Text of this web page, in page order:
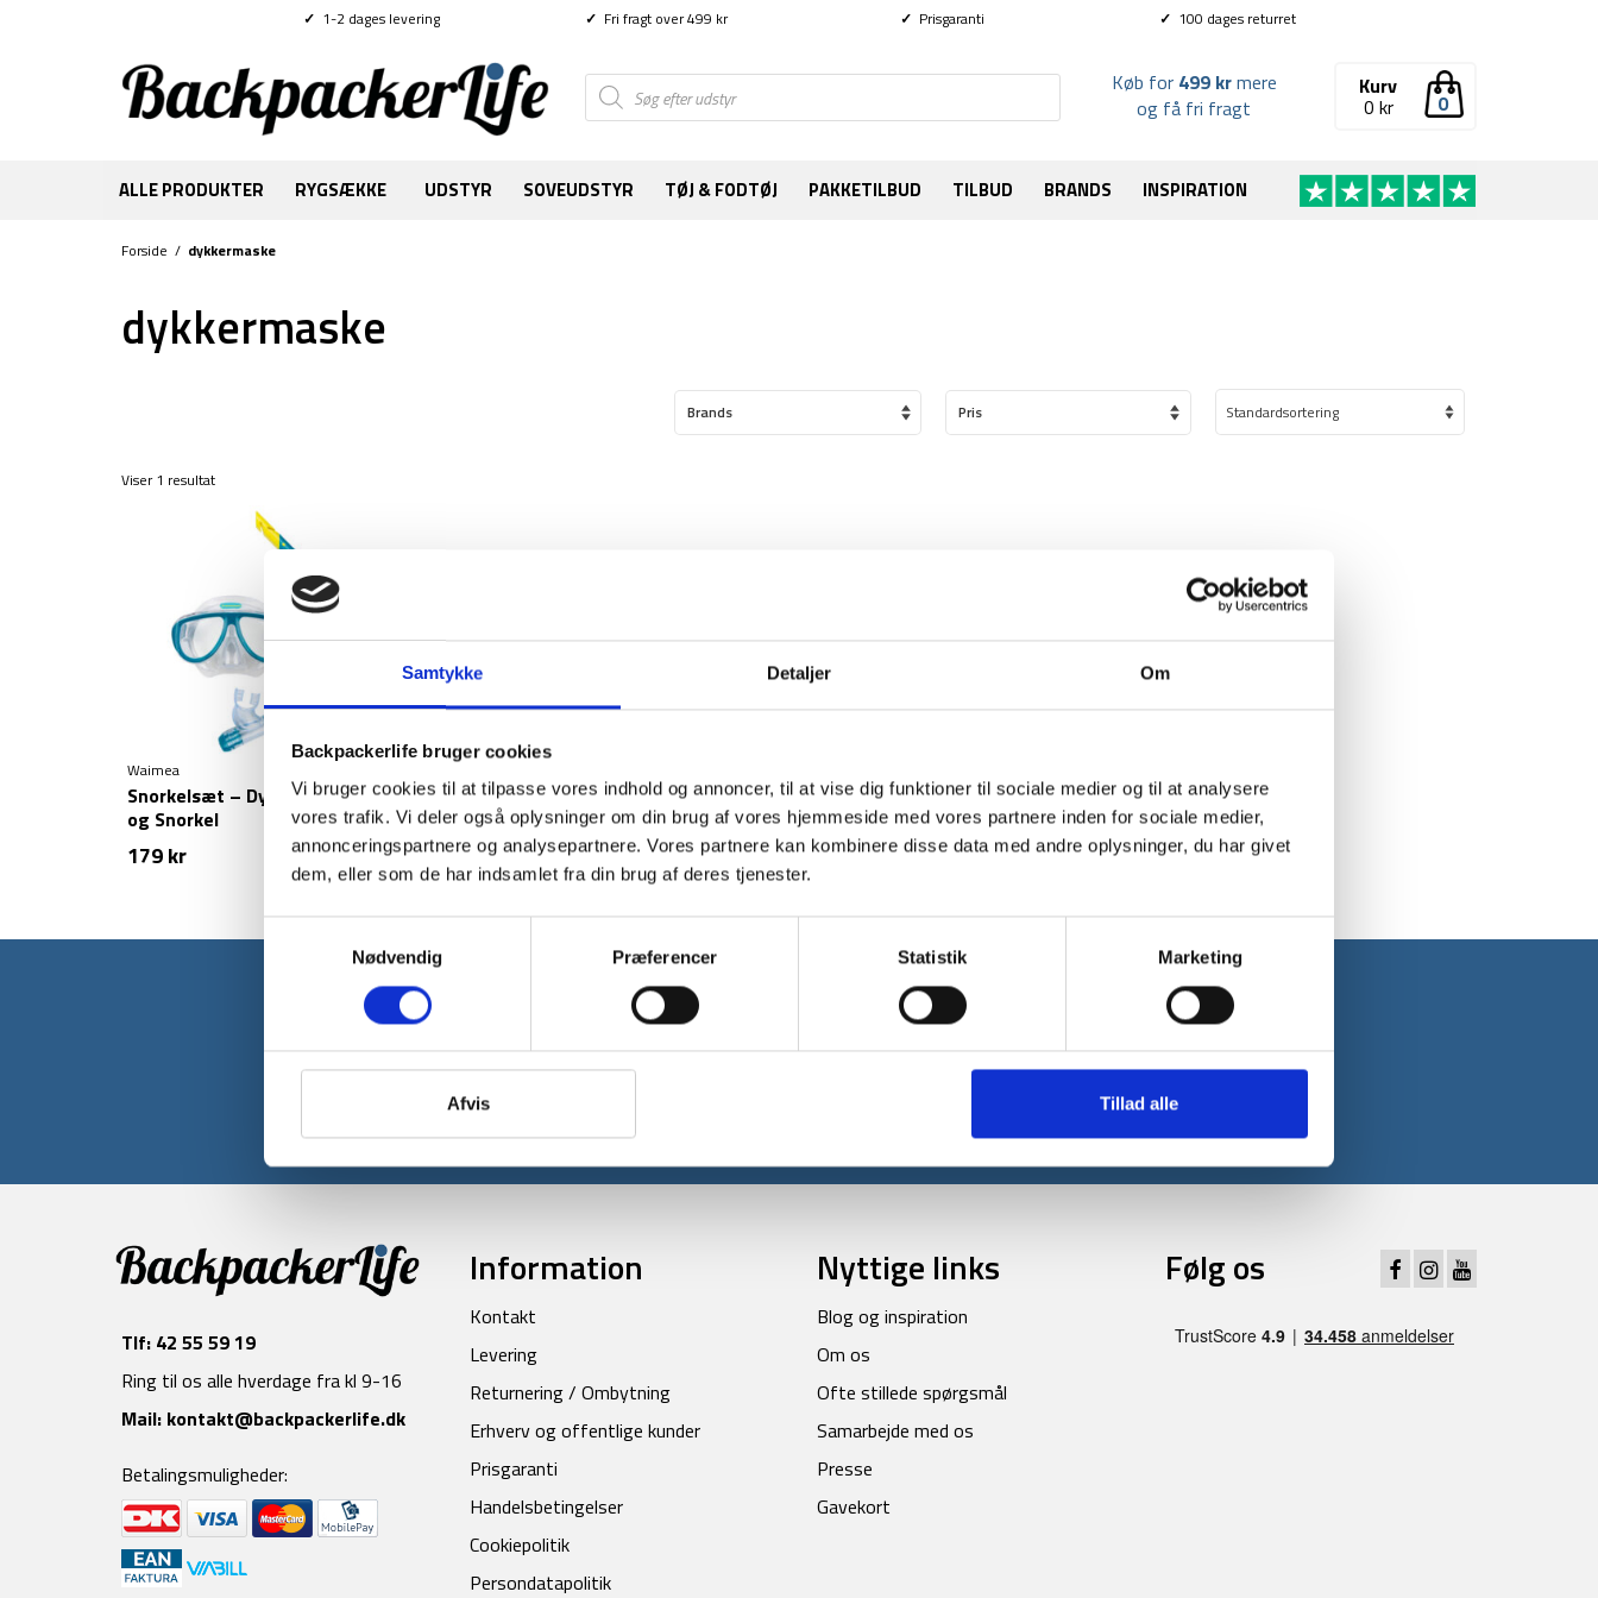
Samtykke Detaljer Om
Backpackerlife bruger cookies
Vi bruger cookies til at tilpasse vores indhold og annoncer, til at vise dig funktioner til sociale medier og til at analysere
vores trafik. Vi deler også oplysninger om din brug af vores hjemmeside med vores partnere inden for sociale medier,
annonceringspartnere og analysepartnere. Vores partnere kan kombinere disse data med andre oplysninger, du har givet
dem, eller som de har indsamlet fra din brug af deres tjenester.
Nødvendig
Præferencer Statistik Marketing
Afvis Tillad alle
✓ 1-2 dages levering ✓ Fri fragt over 499 kr ✓ Prisgaranti ✓ 100 dages returret
Products
search 0
Kurv
0 kr
Køb for 499 krmere
og få fri fragt
ALLE PRODUKTER RYGSÆKKE UDSTYR SOVEUDSTYR TØJ & FODTØJ PAKKETILBUD TILBUD BRANDS INSPIRATION
Forside / dykkermaske
dykkermaske
Pris
Brands
Viser 1 resultat
Waimea
Snorkelsæt – Dykkermaske
og Snorkel
179kr
Få unikke tilbud og rabatter
Tilmeld dig vores nyhedsbrev og modtag med det samme en 10% rabatkode til din første ordre*
Tlf: 42 55 59 19
Ring til os alle hverdage fra kl 9-16
Mail: kontakt@backpackerlife.dk
Betalingsmuligheder:
Information
Kontakt
Levering
Returnering / Ombytning
Erhverv og offentlige kunder
Prisgaranti
Handelsbetingelser
Cookiepolitik
Persondatapolitik
Nyttige links
Blog og inspiration
Om os
Ofte stillede spørgsmål
Samarbejde med os
Presse
Gavekort
Følg os